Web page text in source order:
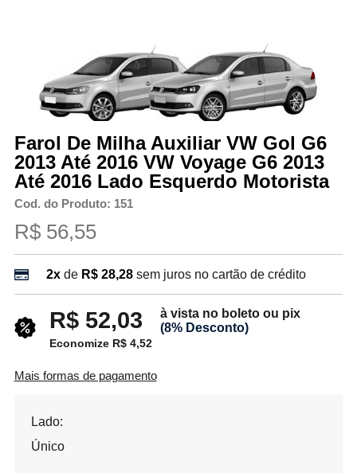
Farol De Milha Auxiliar VW Gol G6
2013 Até 2016 VW Voyage G6 2013
Até 2016 Lado Esquerdo Motorista
Cod. do Produto: 151
R$ 56,55
2xde R$ 28,28 sem juros no cartão de crédito
R$ 52,03
à vista no boleto ou pix
(8% Desconto)
Economize R$ 4,52
Mais formas de pagamento
Lado:
Único